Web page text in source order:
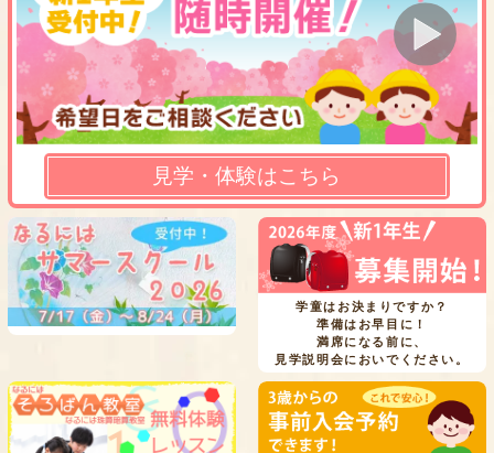
見学・体験はこちら
学童はお決まりですか？
準備はお早目に！
満席になる前に、
見学説明会においでください。